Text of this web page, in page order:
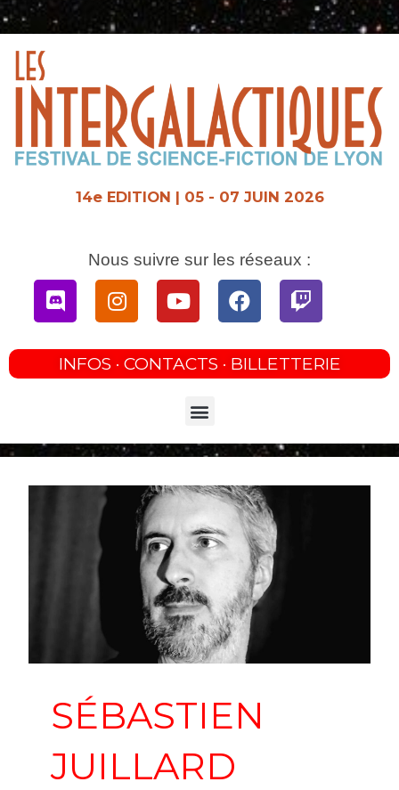
Aller
au
14e EDITION | 05 - 07 JUIN 2026
Nous suivre sur les réseaux :
DiscordInstagramYoutubeFacebookTwitch
INFOS · CONTACTS · BILLETTERIE
Menu
SÉBASTIEN
JUILLARD